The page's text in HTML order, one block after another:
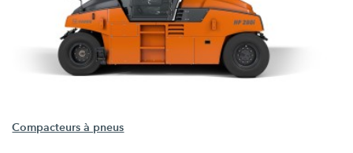
Compacteurs à pneus